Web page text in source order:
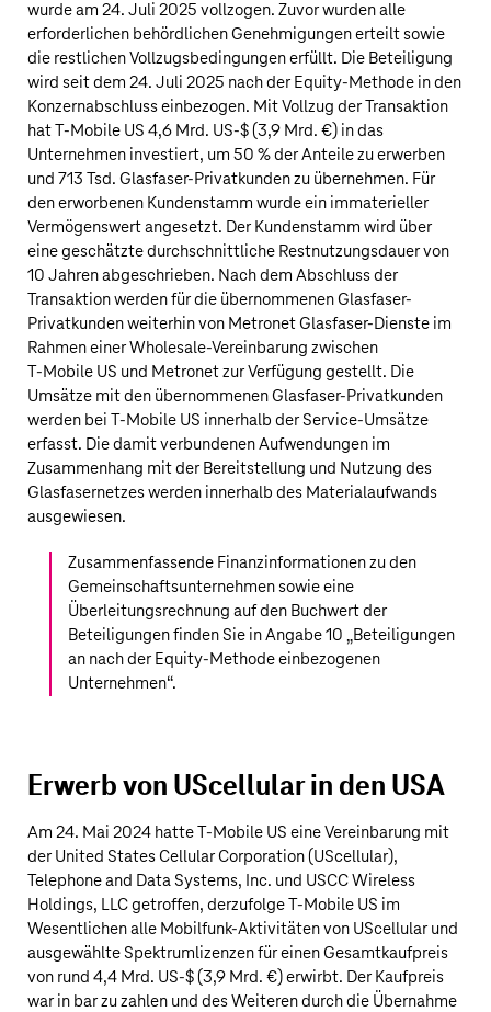
wurde am 24. Juli 2025 vollzogen. Zuvor wurden alle
erforderlichen behördlichen Genehmigungen erteilt sowie
die restlichen Vollzugsbedingungen erfüllt. Die Beteiligung
wird seit dem 24. Juli 2025 nach der Equity-Methode in den
Konzernabschluss einbezogen. Mit Vollzug der Transaktion
hatT‑Mobile US 4,6 Mrd. US‑$(3,9 Mrd. €) in das
Unternehmen investiert, um 50 % der Anteile zu erwerben
und 713 Tsd. Glasfaser-Privatkunden zu übernehmen. Für
den erworbenen Kundenstamm wurde ein immaterieller
Vermögenswert angesetzt. Der Kundenstamm wird über
eine geschätzte durchschnittliche Restnutzungsdauer von
10 Jahren abgeschrieben. Nach dem Abschluss der
Transaktion werden für die übernommenen Glasfaser-
Privatkunden weiterhin von Metronet Glasfaser-Dienste im
Rahmen einer Wholesale-Vereinbarung zwischen
T‑Mobile US und Metronet zur Verfügung gestellt. Die
Umsätze mit den übernommenen Glasfaser-Privatkunden
werden bei T‑Mobile US innerhalb der Service-Umsätze
erfasst. Die damit verbundenen Aufwendungen im
Zusammenhang mit der Bereitstellung und Nutzung des
Glasfasernetzes werden innerhalb des Materialaufwands
ausgewiesen.
Zusammenfassende Finanzinformationen zu den
Gemeinschaftsunternehmen sowie eine
Überleitungsrechnung auf den Buchwert der
Beteiligungen finden Sie in Angabe 10 „Beteiligungen
an nach der Equity-Methode einbezogenen
Unternehmen“.
Erwerb von UScellular in den USA
Am 24. Mai 2024 hatteT‑Mobile US eine Vereinbarung mit
der United States Cellular Corporation (UScellular),
Telephone and Data Systems, Inc. und USCC Wireless
Holdings, LLC getroffen, derzufolgeT‑Mobile US im
Wesentlichen alle Mobilfunk-Aktivitäten von UScellular und
ausgewählte Spektrumlizenzen für einen Gesamtkaufpreis
von rund 4,4 Mrd. US‑$(3,9 Mrd. €) erwirbt. Der Kaufpreis
war in bar zu zahlen und des Weiteren durch die Übernahme